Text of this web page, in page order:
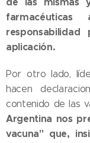
aplicación.
Por otro lado,
hacen
contenido de las
Argentina nos
vacuna" que,